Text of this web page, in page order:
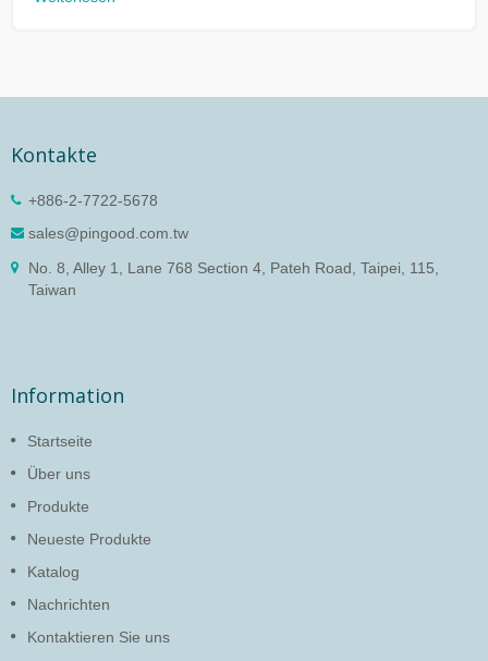
Kontakte
+886-2-7722-5678
sales@pingood.com.tw
No. 8, Alley 1, Lane 768 Section 4, Pateh Road, Taipei, 115,
Taiwan
Information
Startseite
Über uns
Produkte
Neueste Produkte
Katalog
Nachrichten
Kontaktieren Sie uns